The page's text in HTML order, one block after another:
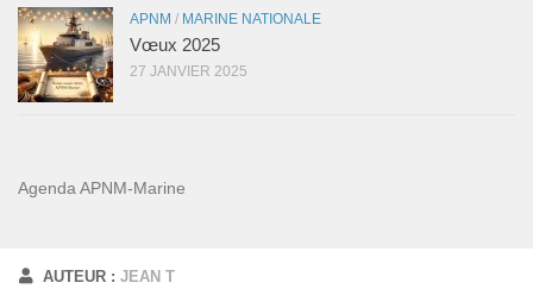
AUTEUR :JEAN T
APNM / MARINE NATIONALE
Vœux 2025
27 JANVIER 2025
Agenda APNM-Marine